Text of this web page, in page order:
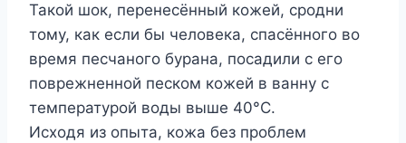
Такой шок, перенесённый кожей, сродни
тому, как если бы человека, спасённого во
время песчаного бурана, посадили с его
поврежненной песком кожей в ванну с
температурой воды выше 40°С.
Исходя из опыта, кожа без проблем